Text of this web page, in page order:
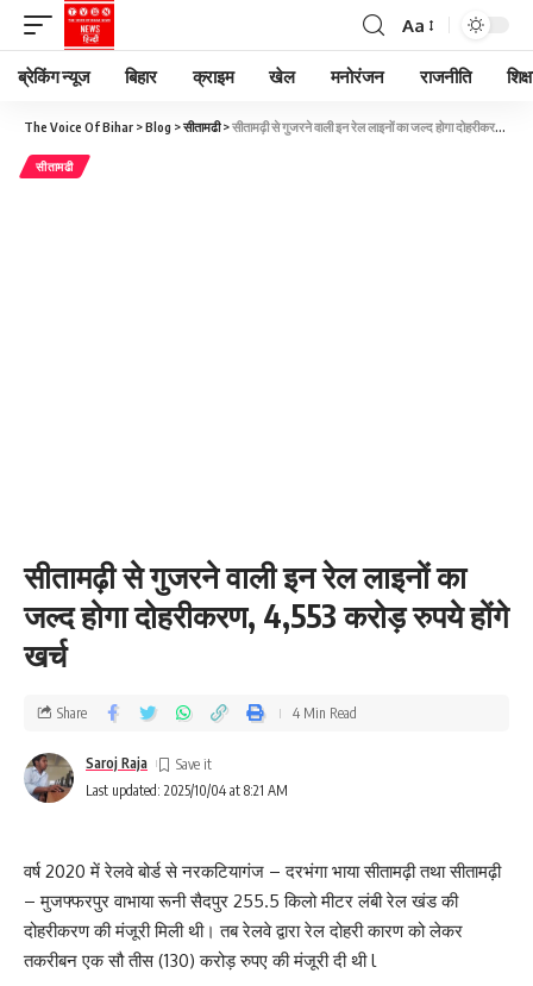
Aa
ब्रेकिंग न्यूज बिहार क्राइम खेल मनोरंजन राजनीति
The Voice Of Bihar >Blog >सीतामढी>सीतामढ़ी से गुजरने वाली इन रेल लाइनों का जल्द होगा दोहरीकरण, 4,553 करोड़ रुपये होंगे खर्च
सीतामढी
सीतामढ़ी से गुजरने वाली इन रेल लाइनों का
जल्द होगा दोहरीकरण, 4,553 करोड़ रुपये होंगे
खर्च
Last updated: 2025/10/04 at 8:21 AM
Saroj Raja
Share 4 Min Read
वर्ष 2020 में रेलवे बोर्ड से नरकटियागंज – दरभंगा भाया सीतामढ़ी तथा सीतामढ़ी
– मुजफ्फरपुर वाभाया रूनी सैदपुर 255.5 किलो मीटर लंबी रेल खंड की
दोहरीकरण की मंजूरी मिली थी। तब रेलवे द्वारा रेल दोहरी कारण को लेकर
तकरीबन एक सौ तीस (130) करोड़ रुपए की मंजूरी दी थी l